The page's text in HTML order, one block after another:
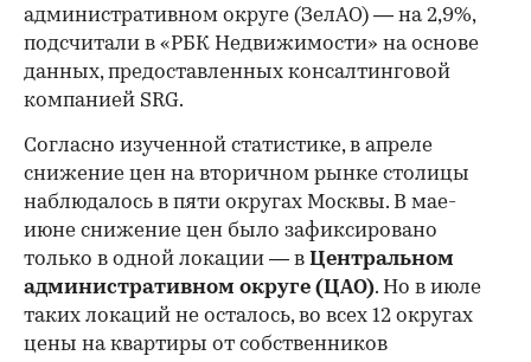
административном округе (ЗелАО) — на 2,9%,
подсчитали в «РБК Недвижимости» на основе
данных, предоставленных консалтинговой
компанией SRG.
Согласно изученной статистике, в апреле
снижение цен на вторичном рынке столицы
наблюдалось в пяти округах Москвы. В мае-
июне снижение цен было зафиксировано
только в одной локации — в Центральном
административном округе (ЦАО). Но в июле
таких локаций не осталось, во всех 12 округах
цены на квартиры от собственников